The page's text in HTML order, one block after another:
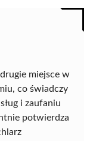
miejsce w
co świadczy
i zaufaniu
potwierdza